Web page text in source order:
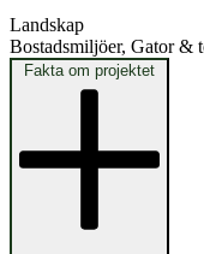
Landskap
Bostadsmiljöer, Gator &
Fakta om projektet